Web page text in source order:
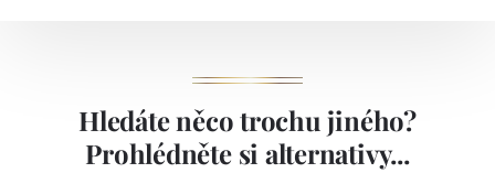
Hledáte něco trochu jiného?
Prohlédněte si alternativy...